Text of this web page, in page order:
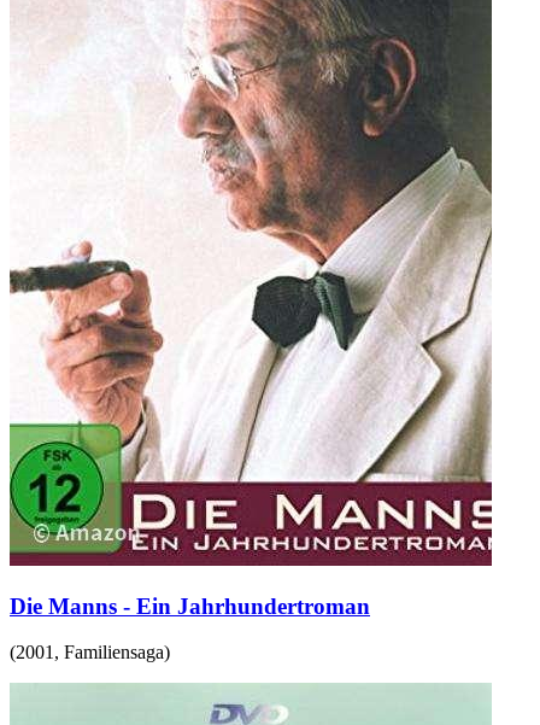
Die Manns - Ein Jahrhundertroman
(2001 , Familiensaga)